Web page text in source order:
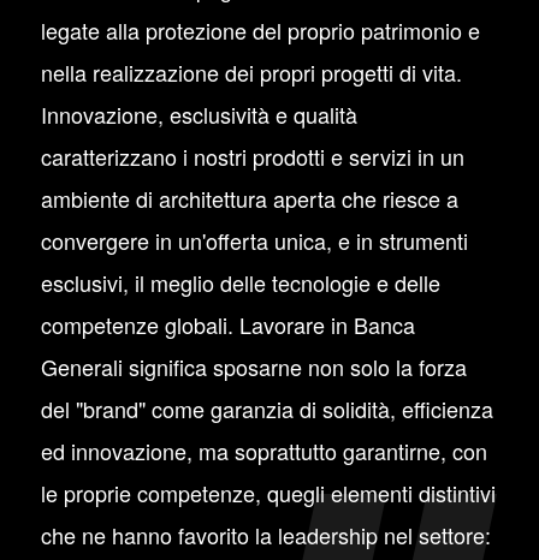
legate alla protezione del proprio patrimonio e
nella realizzazione dei propri progetti di vita.
Innovazione, esclusività e qualità
caratterizzano i nostri prodotti e servizi in un
ambiente di architettura aperta che riesce a
convergere in un'offerta unica, e in strumenti
esclusivi, il meglio delle tecnologie e delle
competenze globali. Lavorare in Banca
Generali significa sposarne non solo la forza
del "brand" come garanzia di solidità, efficienza
ed innovazione, ma soprattutto garantirne, con
le proprie competenze, quegli elementi distintivi
che ne hanno favorito la leadership nel settore: